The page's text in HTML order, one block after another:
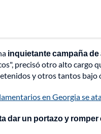
inquietante campaña
precisó otro alto cargo
y otros tantos bajo
en Georgia se
dar un portazo y romper